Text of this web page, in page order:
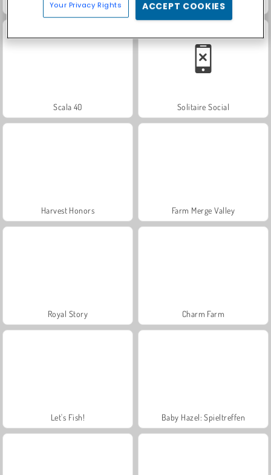
Masha and the Bear: Meadows
Scala 40 Solitaire Social
Harvest Honors Farm Merge Valley
Royal Story Charm Farm
Let's Fish! Baby Hazel: Spieltreffen
Your Privacy Rights ACCEPT COOKIES